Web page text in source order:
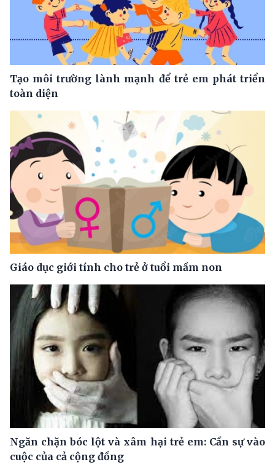
Tạo môi trường lành mạnh để trẻ em phát triển
toàn diện
Giáo dục giới tính cho trẻ ở tuổi mầm non
Ngăn chặn bóc lột và xâm hại trẻ em: Cần sự vào
cuộc của cả cộng đồng